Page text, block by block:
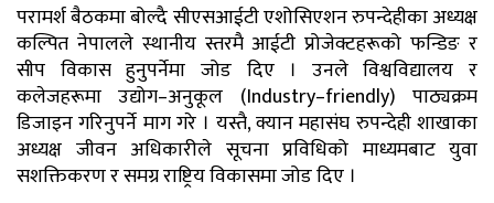
परामर्श बैठकमा बोल्दै सीएसआईटी एशोसिएशन रुपन्देहीका अध्यक्ष
कल्पित नेपालले स्थानीय स्तरमै आईटी प्रोजेक्टहरूको फन्डिङ र
सीप विकास हुनुपर्नेमा जोड दिए । उनले विश्वविद्यालय र
कलेजहरूमा उद्योग–अनुकूल (Industry–friendly) पाठ्यक्रम
डिजाइन गरिनुपर्ने माग गरे । यस्तै, क्यान महासंघ रुपन्देही शाखाका
अध्यक्ष जीवन अधिकारीले सूचना प्रविधिको माध्यमबाट युवा
सशक्तिकरण र समग्र राष्ट्रिय विकासमा जोड दिए ।